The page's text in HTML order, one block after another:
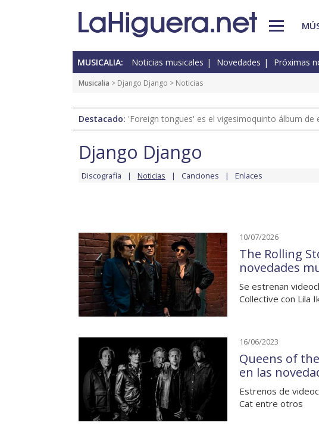
MUSICALIA: Noticias musicales Novedades Próximas
Musicalia > Django Django > Noticias
Destacado: 'Foreign tongues' es el vigesimoquinto álbum de
Django Django
Discografía Noticias Canciones Enlaces
10/07/2026
The Rolling
novedades
Se estrenan
Collective con Lila
16/06/2023
Queens of
en las
Estrenos de
Cat entre otros